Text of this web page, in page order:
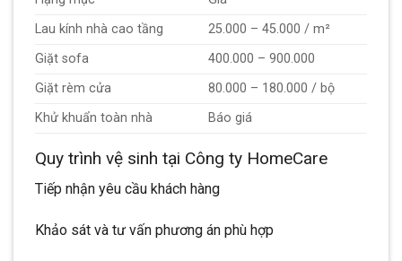
Lau kính nhà cao tầng
25.000 – 45.000 / m²
Giặt sofa
400.000 – 900.000
Giặt rèm cửa
80.000 – 180.000 / bộ
Khử khuẩn toàn nhà
Báo giá
Quy trình vệ sinh tại Công ty HomeCare
Tiếp nhận yêu cầu khách hàng
Khảo sát và tư vấn phương án phù hợp